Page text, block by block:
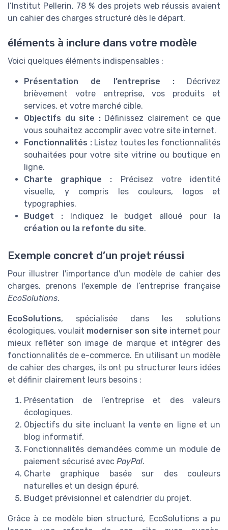
l’Institut Pellerin, 78 % des projets web réussis avaient
un cahier des charges structuré dès le départ.
éléments à inclure dans votre modèle
Voici quelques éléments indispensables :
Présentation de l’entreprise :Décrivez
brièvement votre entreprise, vos produits et
services, et votre marché cible.
Objectifs du site :Définissez clairement ce que
vous souhaitez accomplir avec votre site internet.
Fonctionnalités :Listez toutes les fonctionnalités
souhaitées pour votre site vitrine ou boutique en
ligne.
Charte graphique : Précisez votre identité
visuelle, y compris les couleurs, logos et
typographies.
Budget :Indiquez le budget alloué pour la
création ou la refonte du site.
Exemple concret d’un projet réussi
Pour illustrer l'importance d'un modèle de cahier des
charges, prenons l'exemple de l’entreprise française
EcoSolutions.
EcoSolutions, spécialisée dans les solutions
écologiques, voulait moderniser son site internet pour
mieux refléter son image de marque et intégrer des
fonctionnalités de e-commerce. En utilisant un modèle
de cahier des charges, ils ont pu structurer leurs idées
et définir clairement leurs besoins :
Présentation de l’entreprise et des valeurs
écologiques.
Objectifs du site incluant la vente en ligne et un
blog informatif.
Fonctionnalités demandées comme un module de
paiement sécurisé avec PayPal.
Charte graphique basée sur des couleurs
naturelles et un design épuré.
Budget prévisionnel et calendrier du projet.
Grâce à ce modèle bien structuré, EcoSolutions a pu